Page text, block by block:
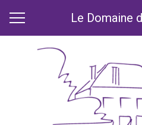
Le Domaine